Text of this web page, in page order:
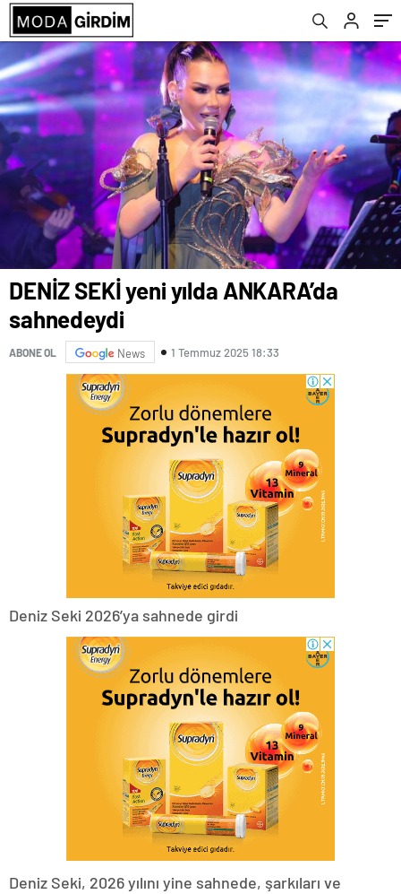
DENİZ SEKİ yeni yılda ANKARA’da
sahnedeydi
ABONE OL News 1 Temmuz 2025 18:33
Deniz Seki 2026’ya sahnede girdi
Deniz Seki, 2026 yılını yine sahnede, şarkıları ve